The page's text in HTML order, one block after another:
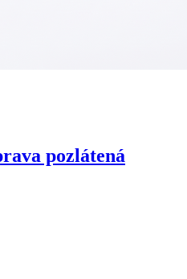
pozlátená